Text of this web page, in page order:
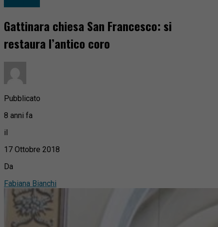
Gattinara chiesa San Francesco: si
restaura l’antico coro
Pubblicato
8 anni fa
il
17 Ottobre 2018
Da
Fabiana Bianchi